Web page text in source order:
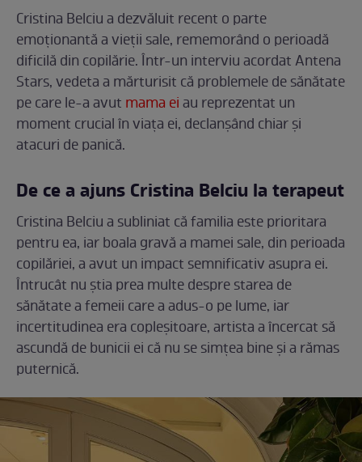
Cristina Belciu a dezvăluit recent o parte
emoționantă a vieții sale, rememorând o perioadă
dificilă din copilărie. Într-un interviu acordat Antena
Stars, vedeta a mărturisit că problemele de sănătate
pe care le-a avut mama eiau reprezentat un
moment crucial în viața ei, declanșând chiar și
atacuri de panică.
De ce a ajuns Cristina Belciu la terapeut
Cristina Belciu a subliniat că familia este prioritara
pentru ea, iar boala gravă a mamei sale, din perioada
copilăriei, a avut un impact semnificativ asupra ei.
Întrucât nu știa prea multe despre starea de
sănătate a femeii care a adus-o pe lume, iar
incertitudinea era copleșitoare, artista a încercat să
ascundă de bunicii ei că nu se simțea bine și a rămas
puternică.